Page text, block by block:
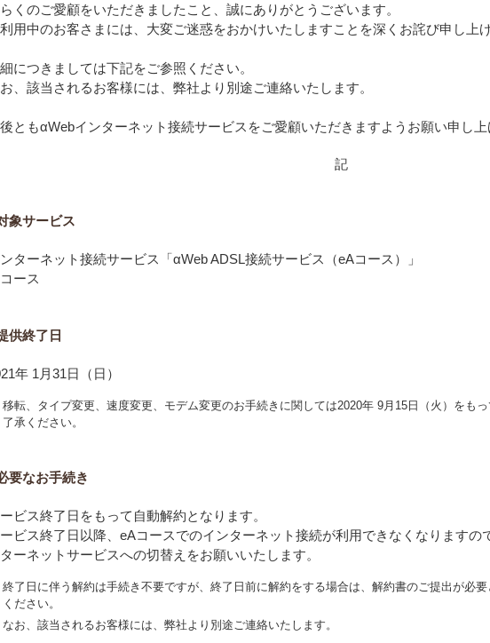
くのご愛顧をいただきましたこと、誠にありがとうございます。
用中のお客さまには、大変ご迷惑をおかけいたしますことを深くお詫び申し上げ
につきましては下記をご参照ください。
、該当されるお客様には、弊社より別途ご連絡いたします。
ともαWebインターネット接続サービスをご愛顧いただきますようお願い申し上
記
象サービス
ターネット接続サービス「αWeb ADSL接続サービス（eAコース）」
ース
供終了日
年 1月31日（日）
移転、タイプ変更、速度変更、モデム変更のお手続きに関しては2020年 9月15日（火）をも
了承ください。
要なお手続き
ビス終了日をもって自動解約となります。
ビス終了日以降、eAコースでのインターネット接続が利用できなくなりますの
ーネットサービスへの切替えをお願いいたします。
終了日に伴う解約は手続き不要ですが、終了日前に解約をする場合は、解約書のご提出が必
ください。
なお、該当されるお客様には、弊社より別途ご連絡いたします。